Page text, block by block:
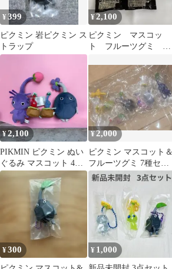
¥399
ピクミン 岩ピクミン ス
トラップ
¥2,100
ピクミン マスコッ
ト フルーツグミ 未
ー ボールチェーン
¥2,100
PIKMIN ピクミン ぬい
ぐるみ マスコット 4種
セット 赤、青、紫、
¥2,000
ピクミン マスコット＆
フルーツグミ 7種セッ
ト
¥300 ¥ 1,000